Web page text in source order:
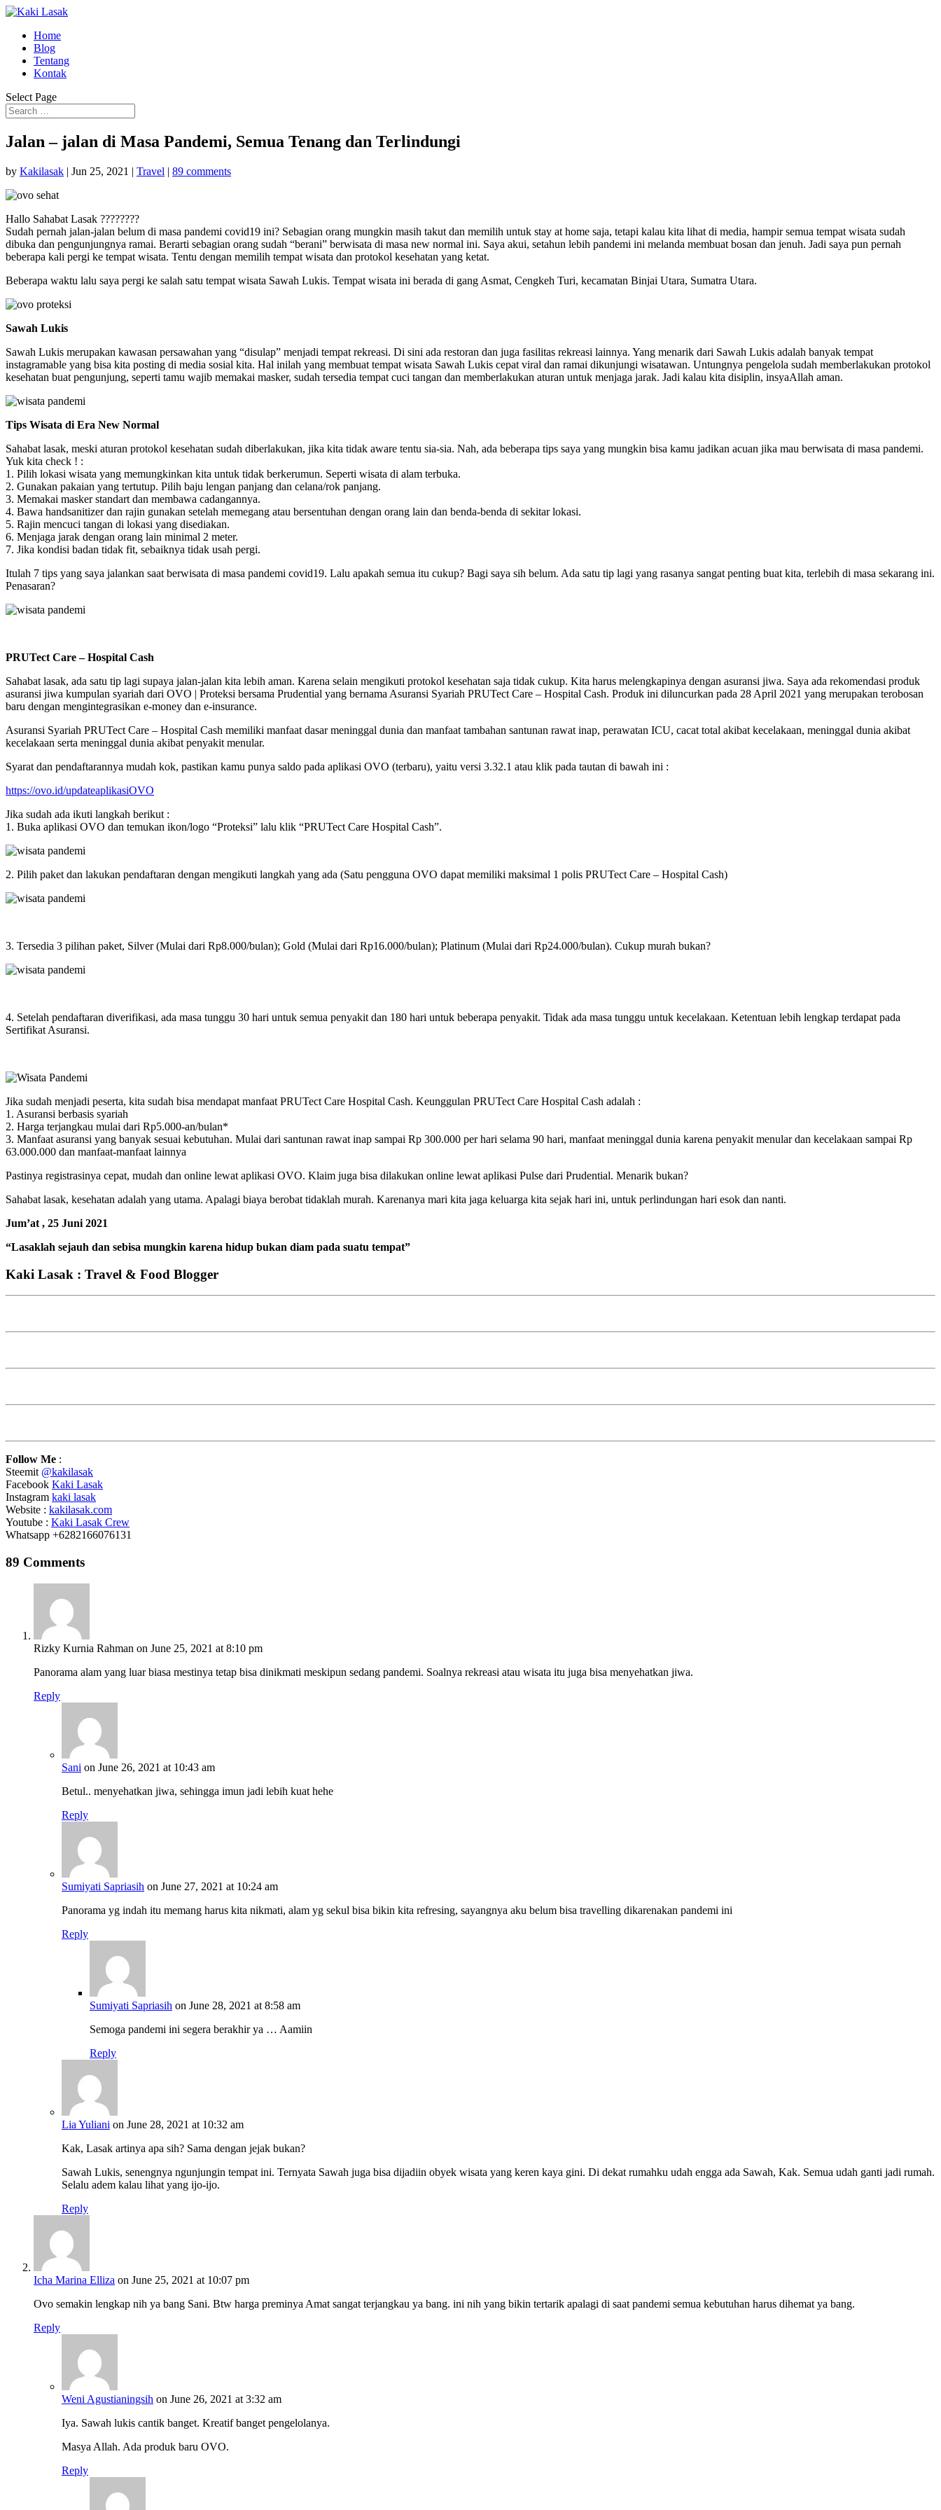
Home
Blog
Tentang
Kontak
Select Page
Jalan – jalan di Masa Pandemi, Semua Tenang dan Terlindungi
by Kakilasak | Jun 25, 2021 | Travel | 89 comments
Hallo Sahabat Lasak ????????
Sudah pernah jalan-jalan belum di masa pandemi covid19 ini? Sebagian orang mungkin masih takut dan memilih untuk stay at home saja, tetapi kalau kita lihat di media, hampir semua tempat wisata sudah
dibuka dan pengunjungnya ramai. Berarti sebagian orang sudah “berani” berwisata di masa new normal ini. Saya akui, setahun lebih pandemi ini melanda membuat bosan dan jenuh. Jadi saya pun pernah
beberapa kali pergi ke tempat wisata. Tentu dengan memilih tempat wisata dan protokol kesehatan yang ketat.
Beberapa waktu lalu saya pergi ke salah satu tempat wisata Sawah Lukis. Tempat wisata ini berada di gang Asmat, Cengkeh Turi, kecamatan Binjai Utara, Sumatra Utara.
Sawah Lukis
Sawah Lukis merupakan kawasan persawahan yang “disulap” menjadi tempat rekreasi. Di sini ada restoran dan juga fasilitas rekreasi lainnya. Yang menarik dari Sawah Lukis adalah banyak tempat
instagramable yang bisa kita posting di media sosial kita. Hal inilah yang membuat tempat wisata Sawah Lukis cepat viral dan ramai dikunjungi wisatawan. Untungnya pengelola sudah memberlakukan protokol
kesehatan buat pengunjung, seperti tamu wajib memakai masker, sudah tersedia tempat cuci tangan dan memberlakukan aturan untuk menjaga jarak. Jadi kalau kita disiplin, insyaAllah aman.
Tips Wisata di Era New Normal
Sahabat lasak, meski aturan protokol kesehatan sudah diberlakukan, jika kita tidak aware tentu sia-sia. Nah, ada beberapa tips saya yang mungkin bisa kamu jadikan acuan jika mau berwisata di masa pandemi.
Yuk kita check ! :
1. Pilih lokasi wisata yang memungkinkan kita untuk tidak berkerumun. Seperti wisata di alam terbuka.
2. Gunakan pakaian yang tertutup. Pilih baju lengan panjang dan celana/rok panjang.
3. Memakai masker standart dan membawa cadangannya.
4. Bawa handsanitizer dan rajin gunakan setelah memegang atau bersentuhan dengan orang lain dan benda-benda di sekitar lokasi.
5. Rajin mencuci tangan di lokasi yang disediakan.
6. Menjaga jarak dengan orang lain minimal 2 meter.
7. Jika kondisi badan tidak fit, sebaiknya tidak usah pergi.
Itulah 7 tips yang saya jalankan saat berwisata di masa pandemi covid19. Lalu apakah semua itu cukup? Bagi saya sih belum. Ada satu tip lagi yang rasanya sangat penting buat kita, terlebih di masa sekarang ini.
Penasaran?
PRUTect Care – Hospital Cash
Sahabat lasak, ada satu tip lagi supaya jalan-jalan kita lebih aman. Karena selain mengikuti protokol kesehatan saja tidak cukup. Kita harus melengkapinya dengan asuransi jiwa. Saya ada rekomendasi produk
asuransi jiwa kumpulan syariah dari OVO | Proteksi bersama Prudential yang bernama Asuransi Syariah PRUTect Care – Hospital Cash. Produk ini diluncurkan pada 28 April 2021 yang merupakan terobosan
baru dengan mengintegrasikan e-money dan e-insurance.
Asuransi Syariah PRUTect Care – Hospital Cash memiliki manfaat dasar meninggal dunia dan manfaat tambahan santunan rawat inap, perawatan ICU, cacat total akibat kecelakaan, meninggal dunia akibat
kecelakaan serta meninggal dunia akibat penyakit menular.
Syarat dan pendaftarannya mudah kok, pastikan kamu punya saldo pada aplikasi OVO (terbaru), yaitu versi 3.32.1 atau klik pada tautan di bawah ini :
https://ovo.id/updateaplikasiOVO
Jika sudah ada ikuti langkah berikut :
1. Buka aplikasi OVO dan temukan ikon/logo “Proteksi” lalu klik “PRUTect Care Hospital Cash”.
2. Pilih paket dan lakukan pendaftaran dengan mengikuti langkah yang ada (Satu pengguna OVO dapat memiliki maksimal 1 polis PRUTect Care – Hospital Cash)
3. Tersedia 3 pilihan paket, Silver (Mulai dari Rp8.000/bulan); Gold (Mulai dari Rp16.000/bulan); Platinum (Mulai dari Rp24.000/bulan). Cukup murah bukan?
4. Setelah pendaftaran diverifikasi, ada masa tunggu 30 hari untuk semua penyakit dan 180 hari untuk beberapa penyakit. Tidak ada masa tunggu untuk kecelakaan. Ketentuan lebih lengkap terdapat pada
Sertifikat Asuransi.
Jika sudah menjadi peserta, kita sudah bisa mendapat manfaat PRUTect Care Hospital Cash. Keunggulan PRUTect Care Hospital Cash adalah :
1. Asuransi berbasis syariah
2. Harga terjangkau mulai dari Rp5.000-an/bulan*
3. Manfaat asuransi yang banyak sesuai kebutuhan. Mulai dari santunan rawat inap sampai Rp 300.000 per hari selama 90 hari, manfaat meninggal dunia karena penyakit menular dan kecelakaan sampai Rp
63.000.000 dan manfaat-manfaat lainnya
Pastinya registrasinya cepat, mudah dan online lewat aplikasi OVO. Klaim juga bisa dilakukan online lewat aplikasi Pulse dari Prudential. Menarik bukan?
Sahabat lasak, kesehatan adalah yang utama. Apalagi biaya berobat tidaklah murah. Karenanya mari kita jaga keluarga kita sejak hari ini, untuk perlindungan hari esok dan nanti.
Jum’at , 25 Juni 2021
“Lasaklah sejauh dan sebisa mungkin karena hidup bukan diam pada suatu tempat”
Kaki Lasak : Travel & Food Blogger
Follow Me :
Steemit @kakilasak
Facebook Kaki Lasak
Instagram kaki lasak
Website : kakilasak.com
Youtube : Kaki Lasak Crew
Whatsapp +6282166076131
89 Comments
Rizky Kurnia Rahman on June 25, 2021 at 8:10 pm
Panorama alam yang luar biasa mestinya tetap bisa dinikmati meskipun sedang pandemi. Soalnya rekreasi atau wisata itu juga bisa menyehatkan jiwa.
Reply
Sani on June 26, 2021 at 10:43 am
Betul.. menyehatkan jiwa, sehingga imun jadi lebih kuat hehe
Reply
Sumiyati Sapriasih on June 27, 2021 at 10:24 am
Panorama yg indah itu memang harus kita nikmati, alam yg sekul bisa bikin kita refresing, sayangnya aku belum bisa travelling dikarenakan pandemi ini
Reply
Sumiyati Sapriasih on June 28, 2021 at 8:58 am
Semoga pandemi ini segera berakhir ya … Aamiin
Reply
Lia Yuliani on June 28, 2021 at 10:32 am
Kak, Lasak artinya apa sih? Sama dengan jejak bukan?
Sawah Lukis, senengnya ngunjungin tempat ini. Ternyata Sawah juga bisa dijadiin obyek wisata yang keren kaya gini. Di dekat rumahku udah engga ada Sawah, Kak. Semua udah ganti jadi rumah.
Selalu adem kalau lihat yang ijo-ijo.
Reply
Icha Marina Elliza on June 25, 2021 at 10:07 pm
Ovo semakin lengkap nih ya bang Sani. Btw harga preminya Amat sangat terjangkau ya bang. ini nih yang bikin tertarik apalagi di saat pandemi semua kebutuhan harus dihemat ya bang.
Reply
Weni Agustianingsih on June 26, 2021 at 3:32 am
Iya. Sawah lukis cantik banget. Kreatif banget pengelolanya.
Masya Allah. Ada produk baru OVO.
Reply